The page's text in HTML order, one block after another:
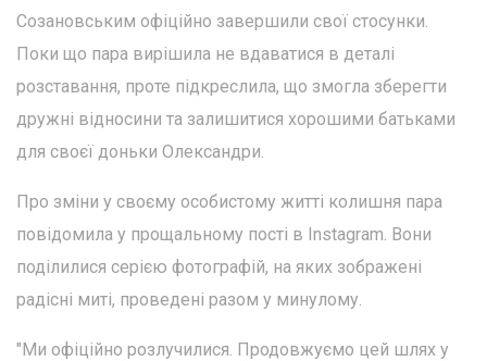
Созановським офіційно завершили свої стосунки.
Поки що пара вирішила не вдаватися в деталі
розставання, проте підкреслила, що змогла зберегти
дружні відносини та залишитися хорошими батьками
для своєї доньки Олександри.
Про зміни у своєму особистому житті колишня пара
повідомила у прощальному пості в Instagram. Вони
поділилися серією фотографій, на яких зображені
радісні миті, проведені разом у минулому.
"Ми офіційно розлучилися. Продовжуємо цей шлях у